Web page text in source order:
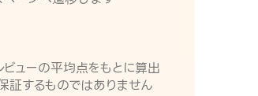
ューの平均点をもとに算出
するものではありません